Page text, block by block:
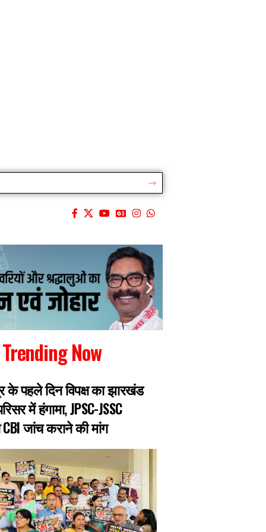
Trending Now
के पहले दिन विपक्ष का झारखंड
में हंगामा, JPSC-JSSC
CBI जांच कराने की मांग